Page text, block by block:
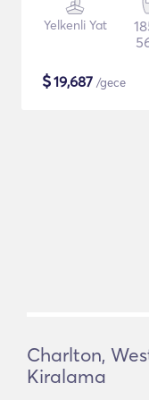
Yelkenli Yat
$19,687 /gece
Charlton,
Kiralama